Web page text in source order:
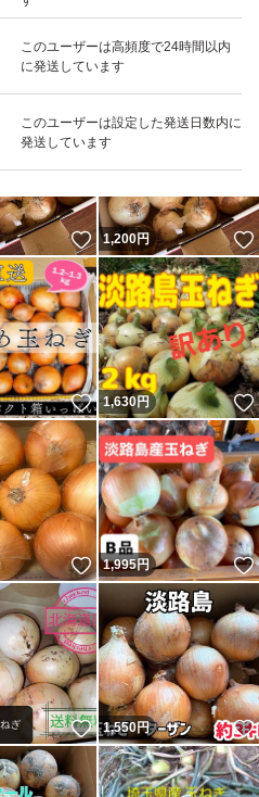
このユーザーは高頻度で24時間以内
に発送しています
このユーザーは設定した発送日数内に
発送しています
いいね！
1,650
いいね！
1,200円
いいね！
1,630円
いいね！
1,995円
いいね！
1,550円